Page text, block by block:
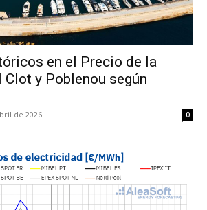
en el Precio de la
Clot y Poblenou según
de 2026 0